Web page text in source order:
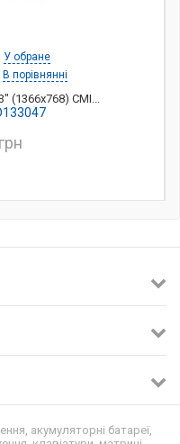
У обране
В порівнянні
(1366x768) CMI...
акумуляторні батареї,